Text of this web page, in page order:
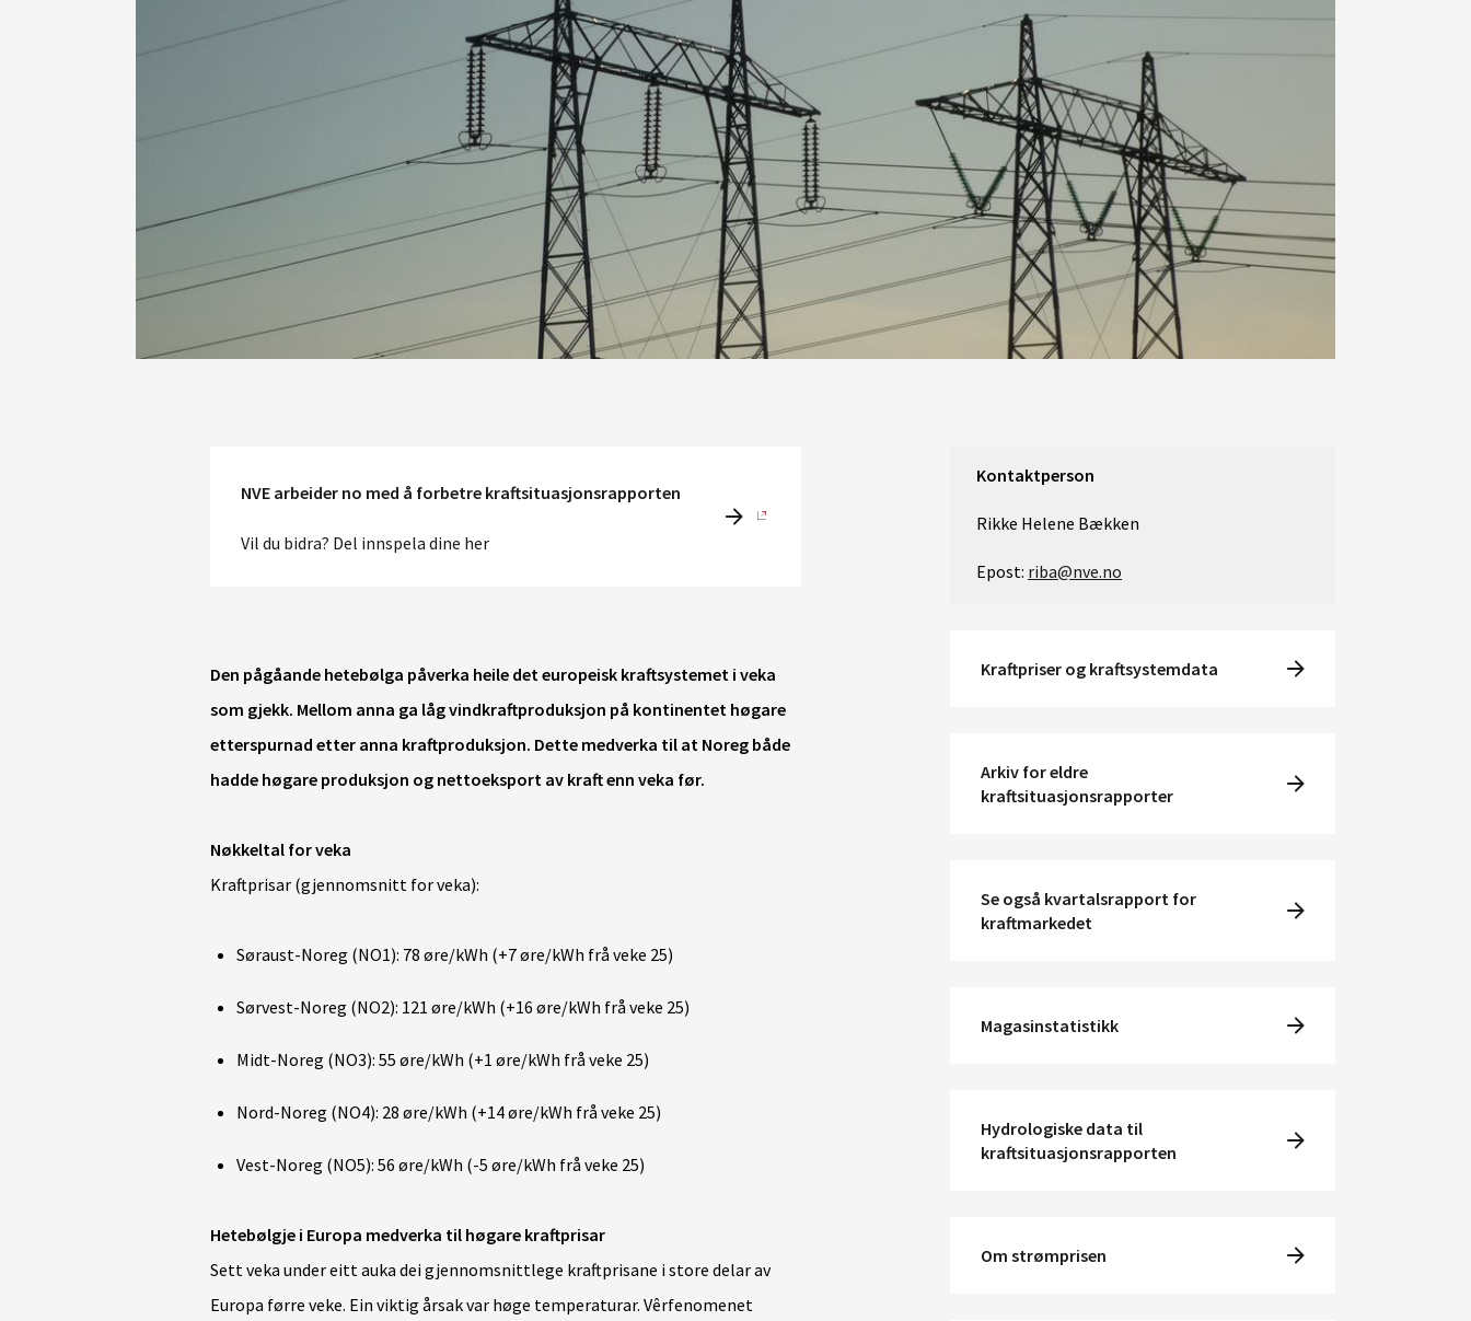
NVE arbeider no med å forbetre kraftsituasjonsrapporten
Vil du bidra? Del innspela dine her
Den pågåande hetebølga påverka heile det europeisk kraftsystemet i veka
som gjekk. Mellom anna ga låg vindkraftproduksjon på kontinentet høgare
etterspurnad etter anna kraftproduksjon. Dette medverka til at Noreg både
hadde høgare produksjon og nettoeksport av kraft enn veka før.
Nøkkeltal for veka
Kraftprisar (gjennomsnitt for veka):
Søraust-Noreg (NO1): 78 øre/kWh (+7 øre/kWh frå veke 25)
Sørvest-Noreg (NO2): 121 øre/kWh (+16 øre/kWh frå veke 25)
Midt-Noreg (NO3): 55 øre/kWh (+1 øre/kWh frå veke 25)
Nord-Noreg (NO4): 28 øre/kWh (+14 øre/kWh frå veke 25)
Vest-Noreg (NO5): 56 øre/kWh (-5 øre/kWh frå veke 25)
Hetebølgje i Europa medverka til høgare kraftprisar
Sett veka under eitt auka dei gjennomsnittlege kraftprisane i store delar av
Europa førre veke. Ein viktig årsak var høge temperaturar. Vêrfenomenet
Kontaktperson
Rikke Helene Bækken
Epost: riba@nve.no
Kraftpriser og kraftsystemdata
Arkiv for eldre
kraftsituasjonsrapporter
Se også kvartalsrapport for
kraftmarkedet
Magasinstatistikk
Hydrologiske data til
kraftsituasjonsrapporten
Om strømprisen